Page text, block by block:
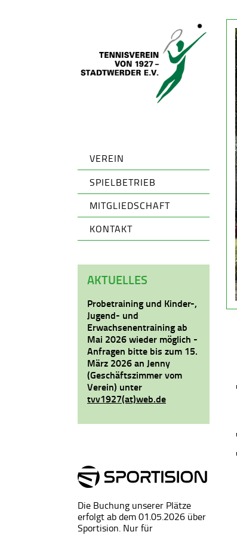
VEREIN
SPIELBETRIEB
MITGLIEDSCHAFT
KONTAKT
AKTUELLES
Probetraining und Kinder-,
Jugend- und
Erwachsenentraining ab
Mai 2026 wieder möglich -
Anfragen bitte bis zum 15.
März 2026 an Jenny
(Geschäftszimmer vom
Verein) unter
tvv1927(at)web.de
Die Buchung unserer Plätze
erfolgt ab dem 01.05.2026 über
Sportision. Nur für